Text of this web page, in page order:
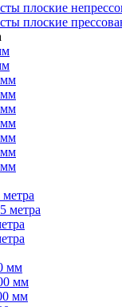
плоские
плоские
метра
метра
мм
мм
мм